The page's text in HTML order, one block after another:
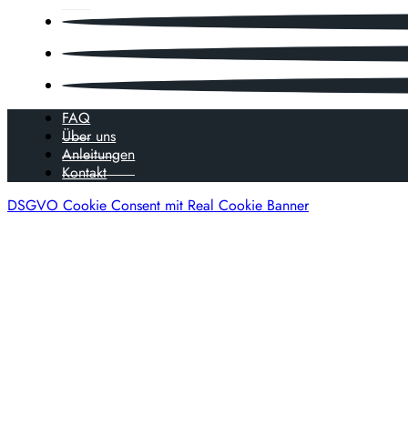
FAQ
Über uns
Anleitungen
Kontakt
DSGVO Cookie Consent mit Real Cookie Banner